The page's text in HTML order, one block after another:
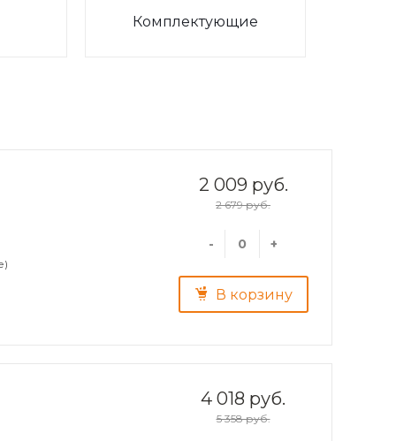
Комплектующие
2 009 руб.
2 679 руб.
- +
В корзину
4 018 руб.
5 358 руб.